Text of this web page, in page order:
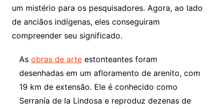
um mistério para os pesquisadores. Agora, ao lado
de anciãos indígenas, eles conseguiram
compreender seu significado.
As obras de arteestonteantes foram
desenhadas em um afloramento de arenito, com
19 km de extensão. Ele é conhecido como
Serranía de la Lindosa e reproduz dezenas de